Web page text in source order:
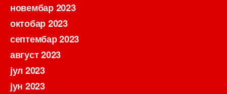
новембар 2023
октобар 2023
септембар 2023
август 2023
јул 2023
јун 2023